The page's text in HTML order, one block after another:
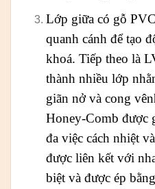
Lớp giữa có gỗ
quanh cánh để tạo
khoá. Tiếp theo là
thành nhiều lớp
giãn nở và cong
Honey-Comb được
đa việc cách nhiệt
được liên kết với
biệt và được ép